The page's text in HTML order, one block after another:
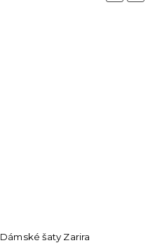
Dámské šaty Zarira